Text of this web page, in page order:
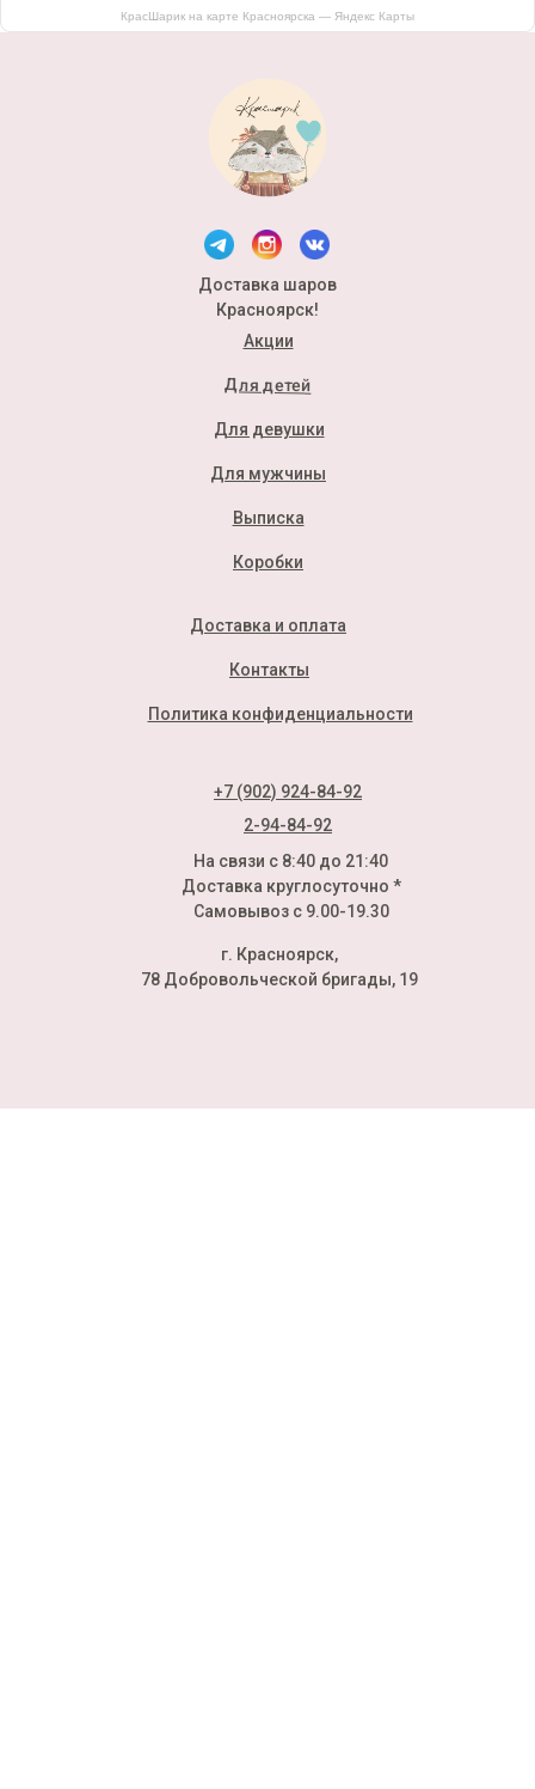
КрасШарик на карте Красноярска — Яндекс Карты
Доставка шаров
Красноярск!
Акции
Для детей
Для девушки
Для мужчины
Выписка
Коробки
На связи с 8:40 до 21:40
Доставка круглосуточно *
Самовывоз с 9.00-19.30
г. Красноярск,
78 Добровольческой бригады, 19
Политика конфиденциальности
Доставка и оплата
Контакты
+7 (902) 924-84-92
2-94-84-92